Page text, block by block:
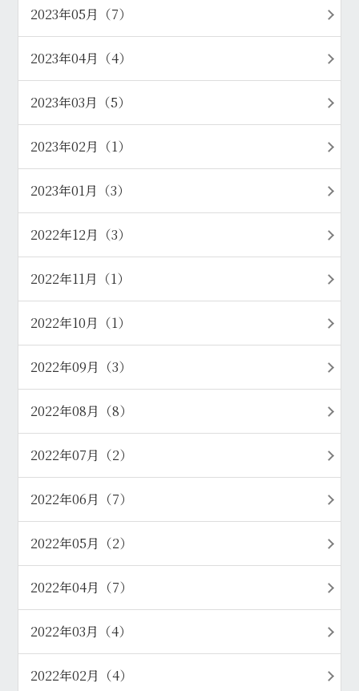
2023年05月（7）
2023年04月（4）
2023年03月（5）
2023年02月（1）
2023年01月（3）
2022年12月（3）
2022年11月（1）
2022年10月（1）
2022年09月（3）
2022年08月（8）
2022年07月（2）
2022年06月（7）
2022年05月（2）
2022年04月（7）
2022年03月（4）
2022年02月（4）